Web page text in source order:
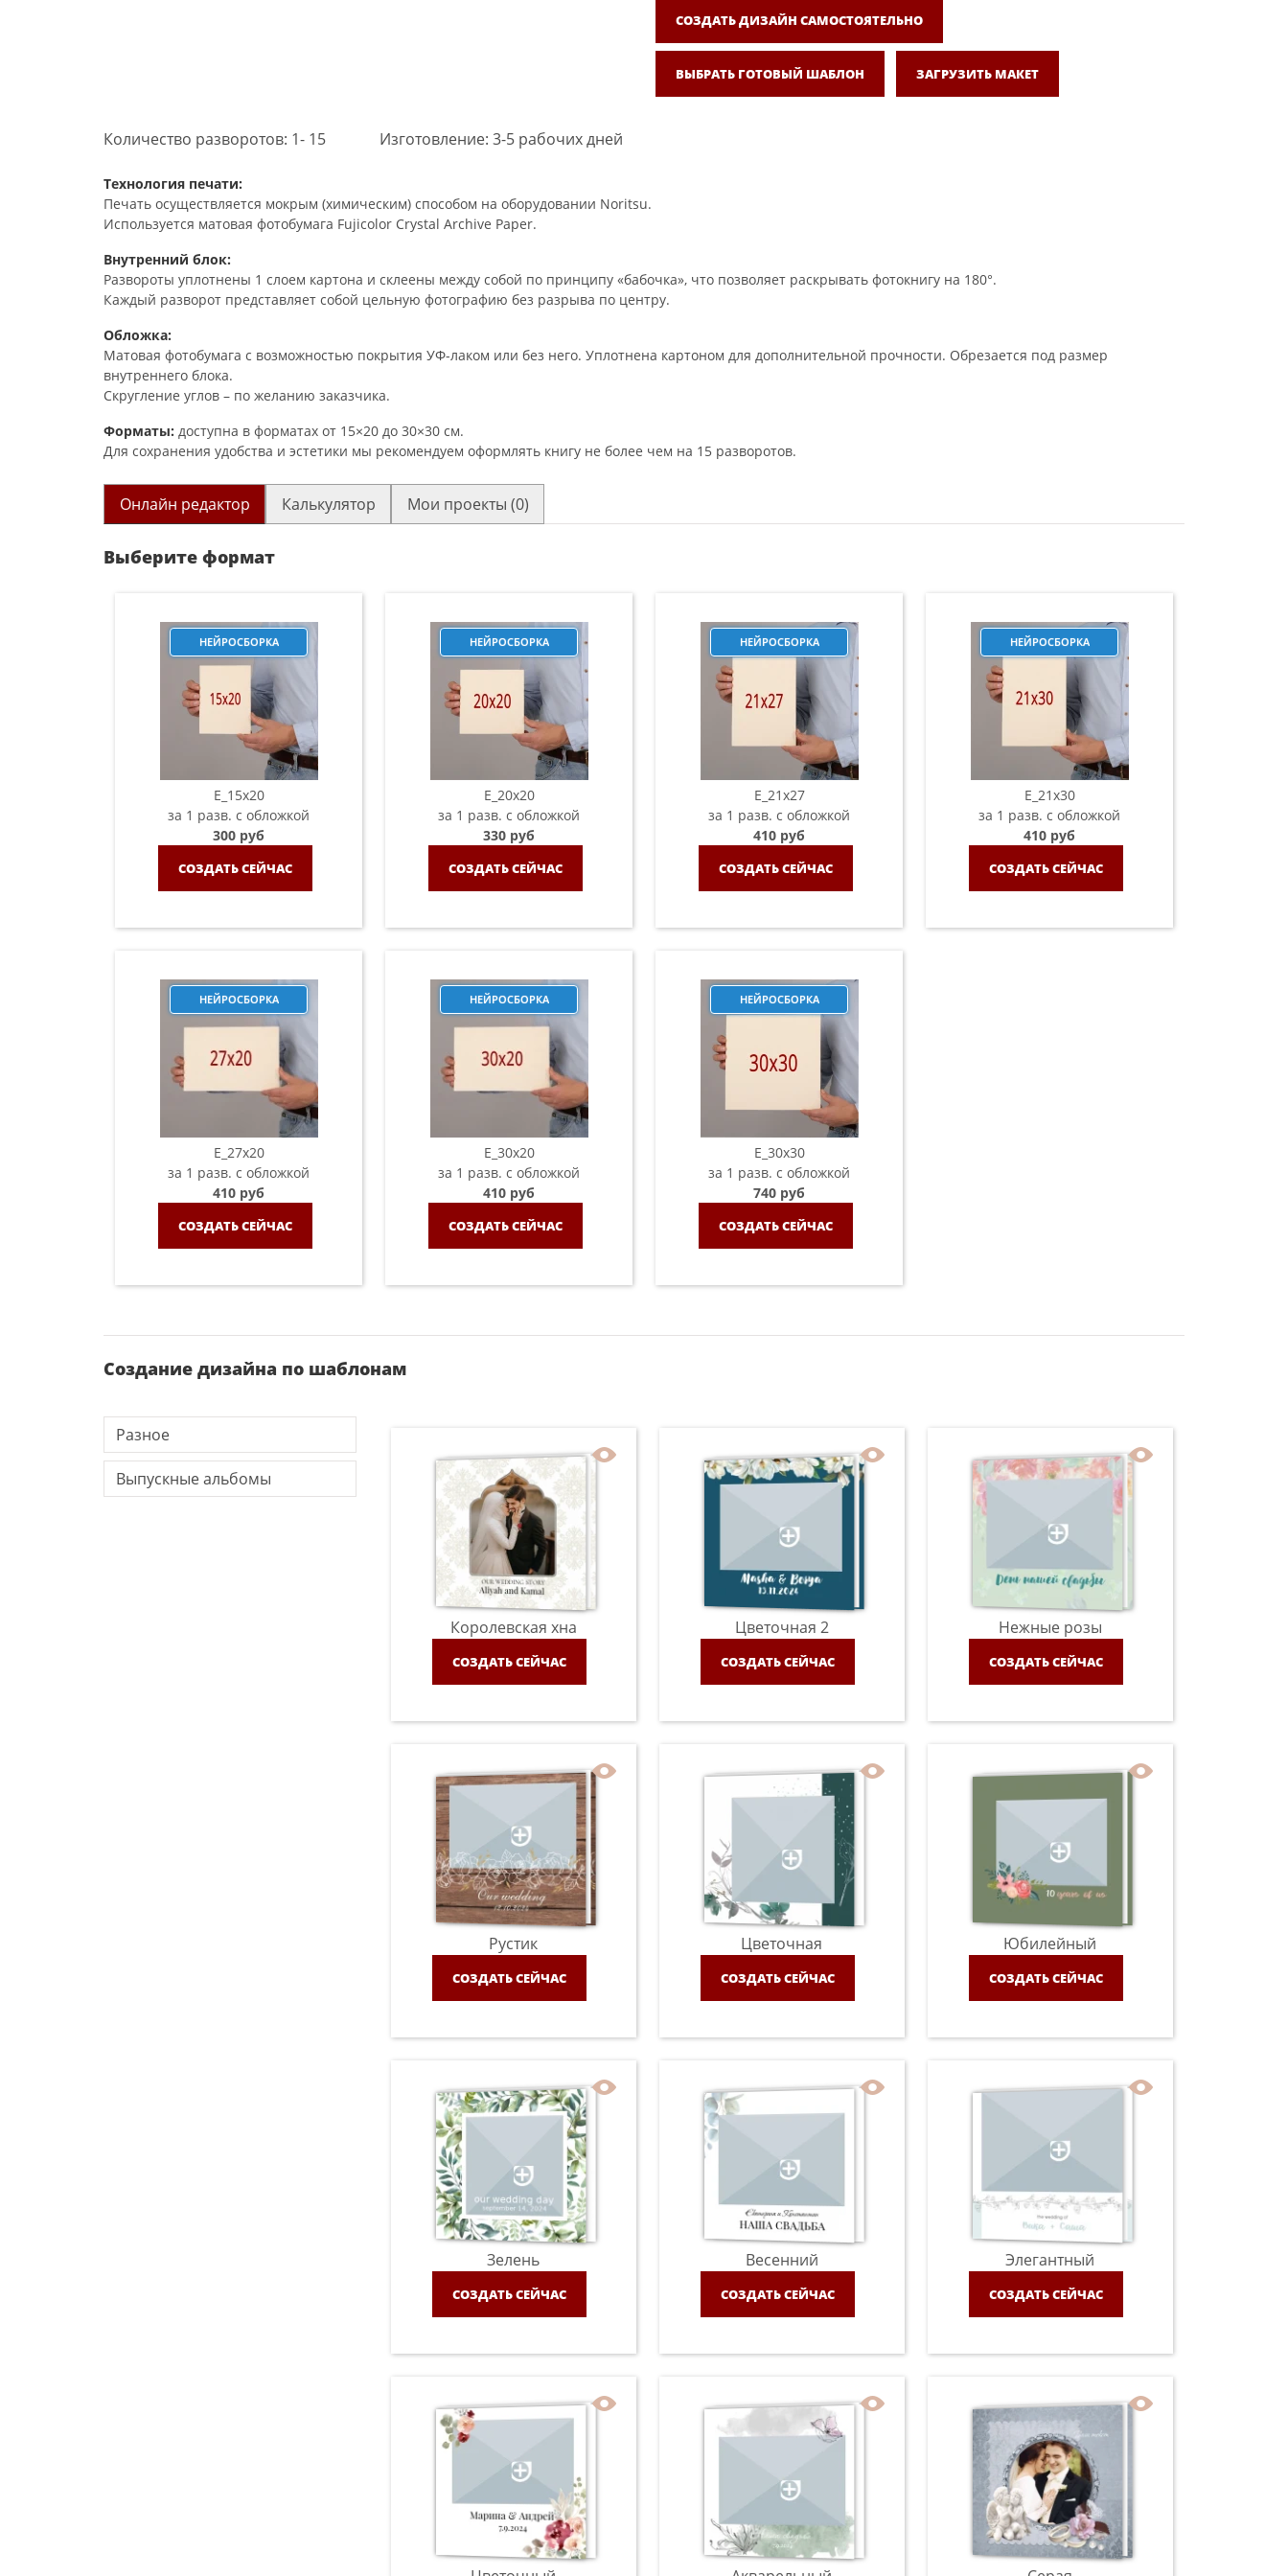
СОЗДАТЬ ДИЗАЙН САМОСТОЯТЕЛЬНО
ВЫБРАТЬ ГОТОВЫЙ ШАБЛОН ЗАГРУЗИТЬ МАКЕТ
Количество разворотов: 1- 15 Изготовление: 3-5 рабочих дней
Технология печати:
Печать осуществляется мокрым (химическим) способом на оборудовании Noritsu.
Используется матовая фотобумага Fujicolor Crystal Archive Paper.
Внутренний блок:
Развороты уплотнены 1 слоем картона и склеены между собой по принципу «бабочка», что позволяет раскрывать фотокнигу на 180°.
Каждый разворот представляет собой цельную фотографию без разрыва по центру.
Обложка:
Матовая фотобумага с возможностью покрытия УФ-лаком или без него. Уплотнена картоном для дополнительной прочности. Обрезается под размер
внутреннего блока.
Скругление углов – по желанию заказчика.
Форматы: доступна в форматах от 15×20 до 30×30 см.
Для сохранения удобства и эстетики мы рекомендуем оформлять книгу не более чем на 15 разворотов.
Онлайн редактор Калькулятор Мои проекты (0)
Выберите формат
НЕЙРОСБОРКА
E_15х20
за 1 разв. с обложкой
300 руб
СОЗДАТЬ СЕЙЧАС
НЕЙРОСБОРКА
E_20х20
за 1 разв. с обложкой
330 руб
СОЗДАТЬ СЕЙЧАС
НЕЙРОСБОРКА
E_21х27
за 1 разв. с обложкой
410 руб
СОЗДАТЬ СЕЙЧАС
НЕЙРОСБОРКА
E_21х30
за 1 разв. с обложкой
410 руб
СОЗДАТЬ СЕЙЧАС
НЕЙРОСБОРКА
E_27x20
за 1 разв. с обложкой
410 руб
СОЗДАТЬ СЕЙЧАС
НЕЙРОСБОРКА
E_30x20
за 1 разв. с обложкой
410 руб
СОЗДАТЬ СЕЙЧАС
НЕЙРОСБОРКА
E_30х30
за 1 разв. с обложкой
740 руб
СОЗДАТЬ СЕЙЧАС
Создание дизайна по шаблонам
Разное
Выпускные альбомы
Королевская хна
СОЗДАТЬ СЕЙЧАС
Цветочная 2
СОЗДАТЬ СЕЙЧАС
Нежные розы
СОЗДАТЬ СЕЙЧАС
Рустик
СОЗДАТЬ СЕЙЧАС
Цветочная
СОЗДАТЬ СЕЙЧАС
Юбилейный
СОЗДАТЬ СЕЙЧАС
Зелень
СОЗДАТЬ СЕЙЧАС
Весенний
СОЗДАТЬ СЕЙЧАС
Элегантный
СОЗДАТЬ СЕЙЧАС